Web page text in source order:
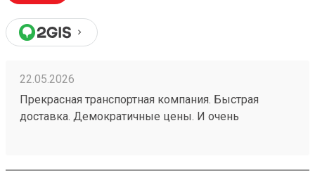
22.05.2026
Прекрасная транспортная компания. Быстрая
доставка. Демократичные цены. И очень
другую ТК. Заказ 260453219